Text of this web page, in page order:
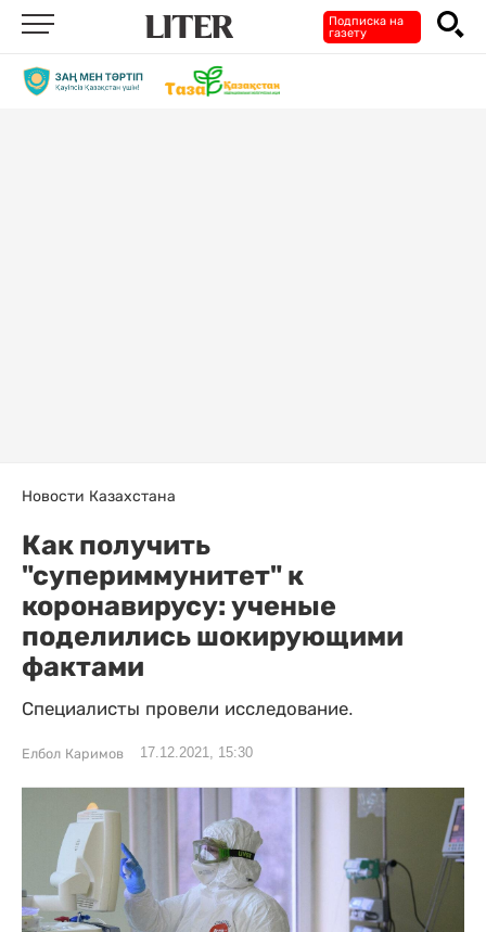
Подписка на
газету
Новости Казахстана
Как получить
"супериммунитет" к
коронавирусу: ученые
поделились шокирующими
фактами
Специалисты провели исследование.
Елбол Каримов 17.12.2021, 15:30